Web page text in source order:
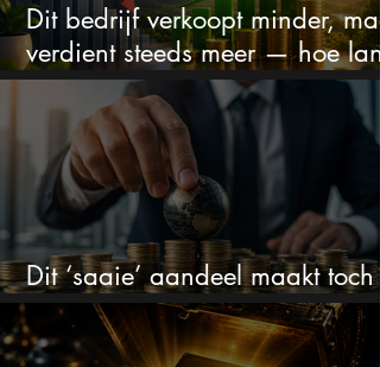
Dit bedrijf verkoopt minder,
verdient steeds meer — hoe
kan dit sprookje doorgaan?
Dit ‘saaie’ aandeel maakt toch
bizar veel winst